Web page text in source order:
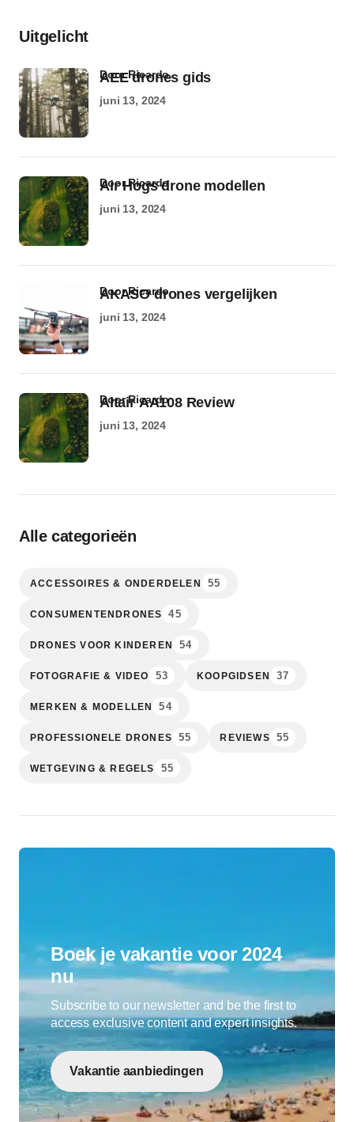
Uitgelicht
AEE drones gids
door Ricardo
juni 13, 2024
Air Hogs drone modellen
door Ricardo
juni 13, 2024
AKASO drones vergelijken
door Ricardo
juni 13, 2024
Altair AA108 Review
door Ricardo
juni 13, 2024
Alle categorieën
ACCESSOIRES & ONDERDELEN 55
CONSUMENTENDRONES 45
DRONES VOOR KINDEREN 54
FOTOGRAFIE & VIDEO 53 KOOPGIDSEN 37
MERKEN & MODELLEN 54
PROFESSIONELE DRONES 55 REVIEWS 55
WETGEVING & REGELS 55
Boek je vakantie voor 2024
nu
Subscribe to our newsletter and be the first to
access exclusive content and expert insights.
Vakantie aanbiedingen